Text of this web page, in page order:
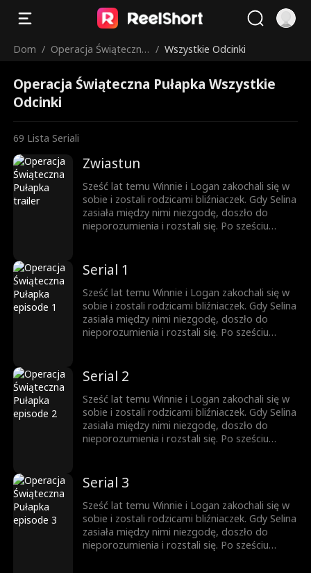
Dom / Operacja Świąteczna
/ Wszystkie Odcinki
Operacja Świąteczna Pułapka Wszystkie
Odcinki
69 Lista Seriali
Zwiastun
Sześć lat temu Winnie i Logan zakochali się w
sobie i zostali rodzicami bliźniaczek. Gdy Selina
zasiała między nimi niezgodę, doszło do
nieporozumienia i rozstali się. Po sześciu
jaw.
Serial 1
Sześć lat temu Winnie i Logan zakochali się w
sobie i zostali rodzicami bliźniaczek. Gdy Selina
zasiała między nimi niezgodę, doszło do
nieporozumienia i rozstali się. Po sześciu
jaw.
Serial 2
Sześć lat temu Winnie i Logan zakochali się w
sobie i zostali rodzicami bliźniaczek. Gdy Selina
zasiała między nimi niezgodę, doszło do
nieporozumienia i rozstali się. Po sześciu
jaw.
Serial 3
Sześć lat temu Winnie i Logan zakochali się w
sobie i zostali rodzicami bliźniaczek. Gdy Selina
zasiała między nimi niezgodę, doszło do
nieporozumienia i rozstali się. Po sześciu